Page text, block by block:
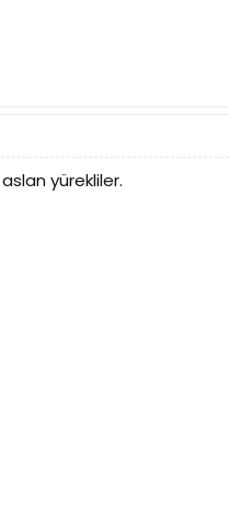
yürekliler.